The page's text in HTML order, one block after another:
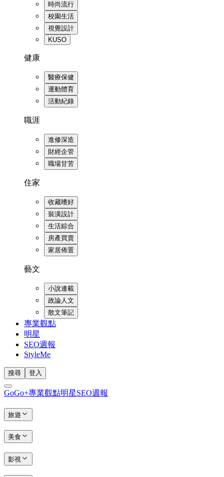
時尚流行
校園生活
視覺設計
KUSO
健康
醫療保健
運動體育
活動紀錄
職涯
進修深造
財經企管
職場甘苦
住家
收藏嗜好
裝潢設計
生活綜合
房產買賣
家居佈置
藝文
小說連載
政論人文
散文筆記
專業觀點
明星
SEO週報
StyleMe
搜尋 登入
GoGo+專業觀點明星SEO週報
旅遊
美食
影視